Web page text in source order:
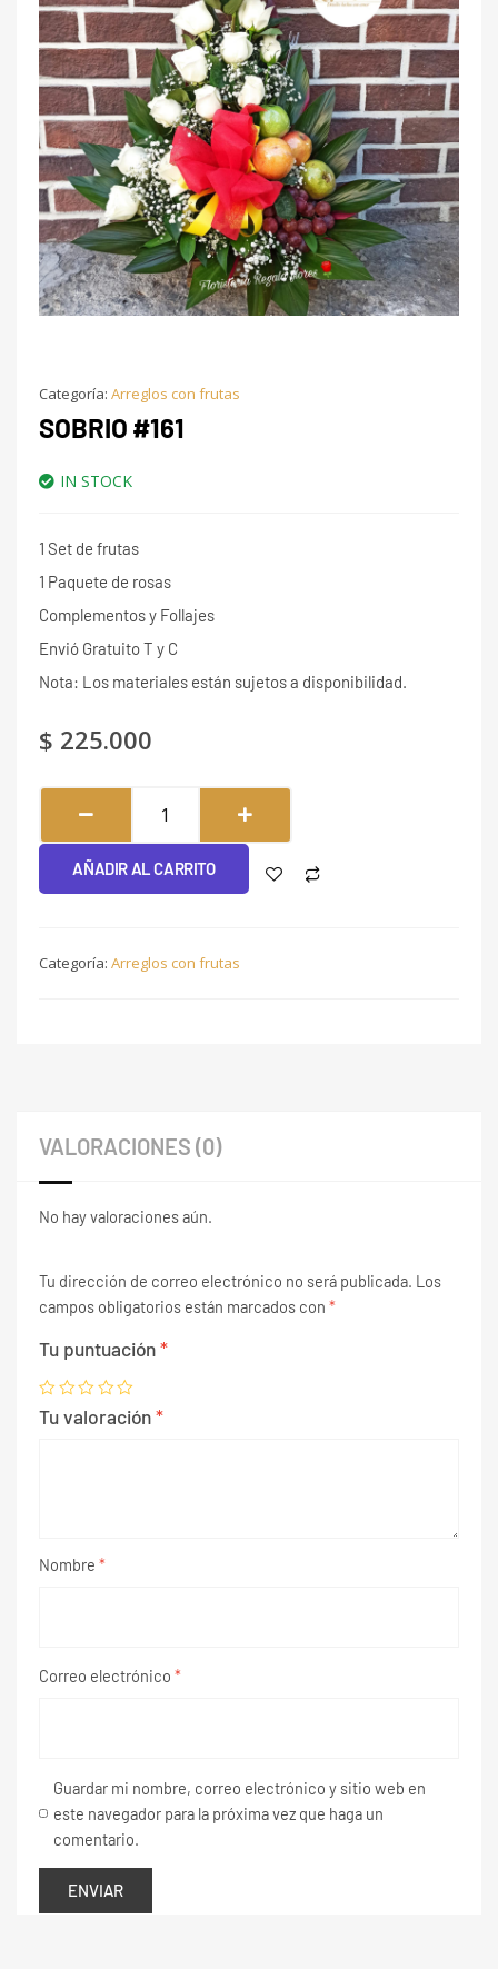
Categoría: Arreglos con frutas
SOBRIO #161
IN STOCK
1 Set de frutas
1 Paquete de rosas
Complementos y Follajes
Envió Gratuito T y C
Nota: Los materiales están sujetos a disponibilidad.
$ 225.000
#161
cantidad
AÑADIR AL CARRITO
Categoría: Arreglos con frutas
VALORACIONES (0)
No hay valoraciones aún.
Tu dirección de correo electrónico no será publicada. Los
campos obligatorios están marcados con *
Tu puntuación*
Tu valoración*
Nombre *
Correo electrónico *
Guardar mi nombre, correo electrónico y sitio web en
este navegador para la próxima vez que haga un
comentario.